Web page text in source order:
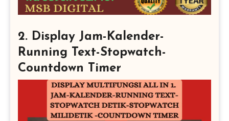
2. Display Jam-Kalender-
Running Text-Stopwatch-
Countdown Timer